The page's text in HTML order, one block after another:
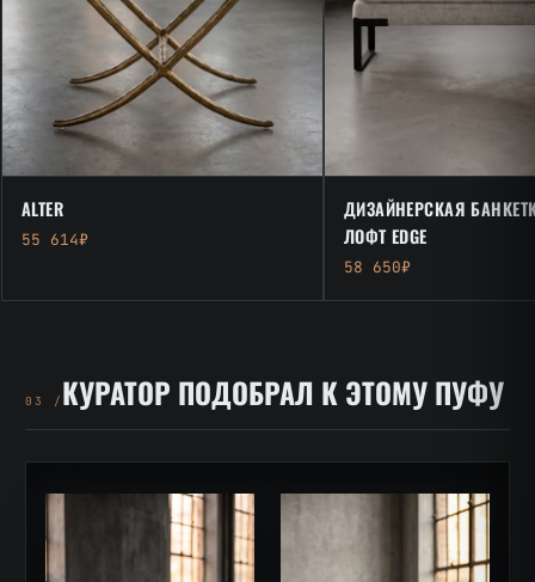
ALTER
55 614₽
ДИЗАЙНЕРСКАЯ
ЛОФТ EDGE
58 650₽
03 / КУРАТОР ПОДОБРАЛ К ЭТОМУ ПУФУ